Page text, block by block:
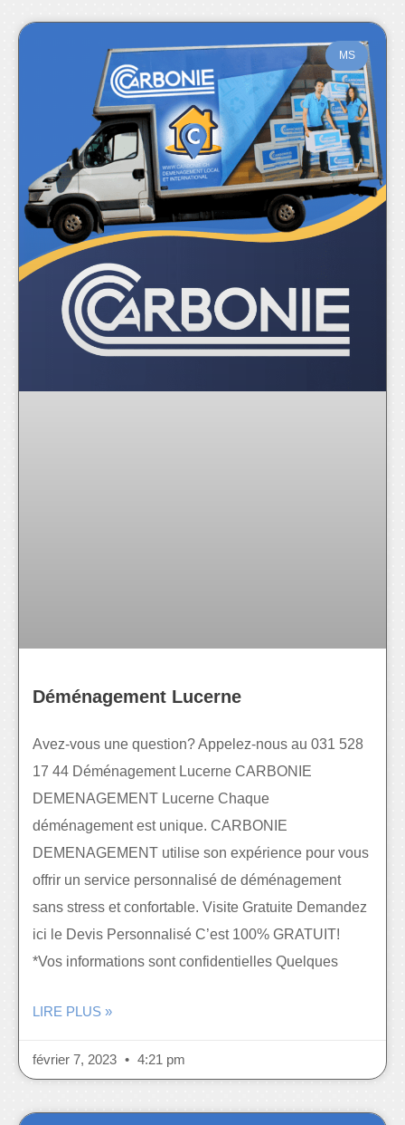
MS
Déménagement Lucerne
Avez-vous une question? Appelez-nous au 031 528
17 44 Déménagement Lucerne CARBONIE
DEMENAGEMENT Lucerne Chaque
déménagement est unique. CARBONIE
DEMENAGEMENT utilise son expérience pour vous
offrir un service personnalisé de déménagement
sans stress et confortable. Visite Gratuite Demandez
ici le Devis Personnalisé C’est 100% GRATUIT!
*Vos informations sont confidentielles Quelques
LIRE PLUS »
février 7, 2023 4:21 pm